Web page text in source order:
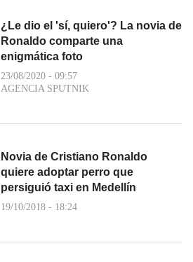
¿Le dio el 'sí, quiero'? La novia de
Ronaldo comparte una
enigmática foto
23/08/2020 - 09:57
AGENCIA SPUTNIK
Novia de Cristiano Ronaldo
quiere adoptar perro que
persiguió taxi en Medellín
19/10/2018 - 18:24